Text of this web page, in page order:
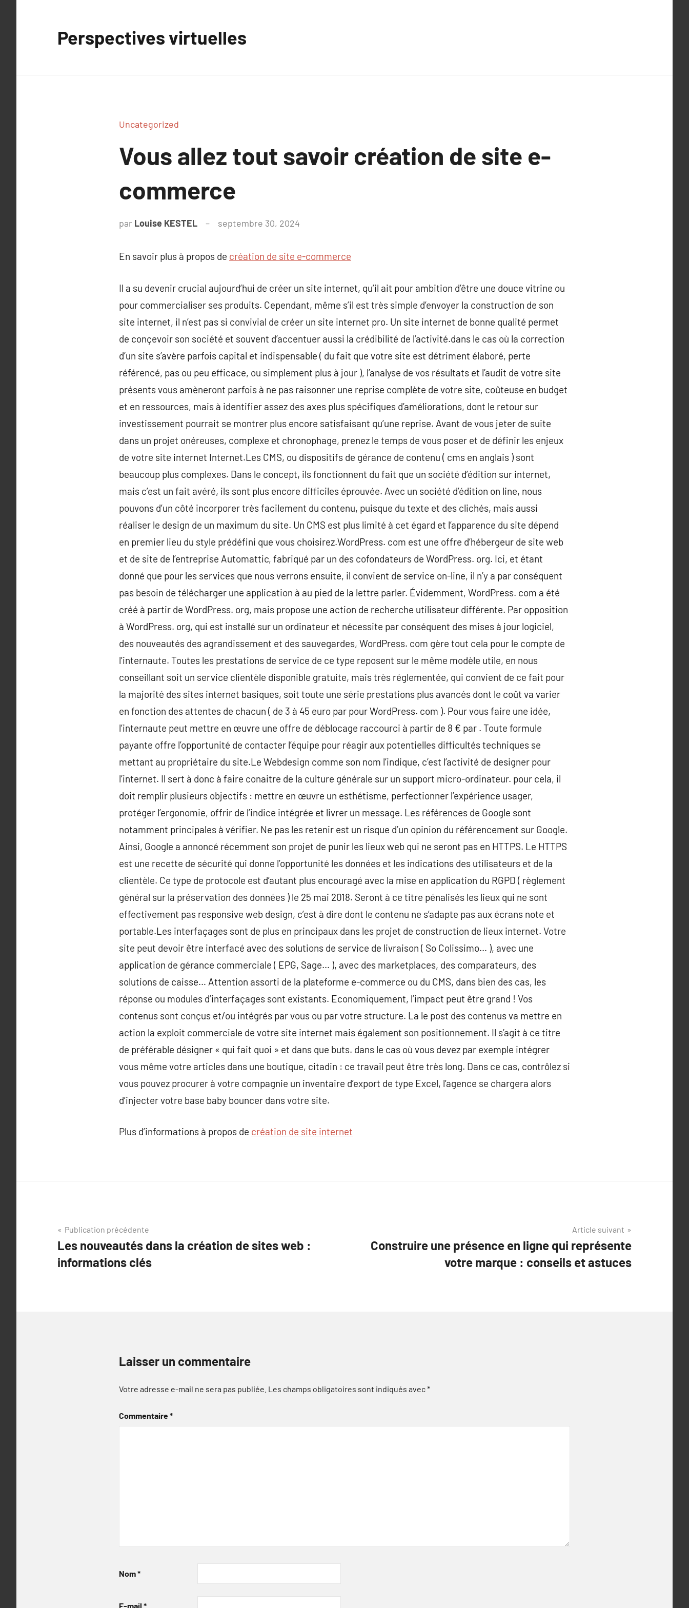
Perspectives virtuelles
Uncategorized
Vous allez tout savoir création de site e-
commerce
par Louise KESTEL septembre 30, 2024
En savoir plus à propos de création de site e-commerce
Il a su devenir crucial aujourd’hui de créer un site internet, qu’il ait pour ambition d’être une douce vitrine ou
pour commercialiser ses produits. Cependant, même s’il est très simple d’envoyer la construction de son
site internet, il n’est pas si convivial de créer un site internet pro. Un site internet de bonne qualité permet
de conçevoir son société et souvent d’accentuer aussi la crédibilité de l’activité.dans le cas où la correction
d’un site s’avère parfois capital et indispensable ( du fait que votre site est détriment élaboré, perte
référencé, pas ou peu efficace, ou simplement plus à jour ), l’analyse de vos résultats et l’audit de votre site
présents vous amèneront parfois à ne pas raisonner une reprise complète de votre site, coûteuse en budget
et en ressources, mais à identifier assez des axes plus spécifiques d’améliorations, dont le retour sur
investissement pourrait se montrer plus encore satisfaisant qu’une reprise. Avant de vous jeter de suite
dans un projet onéreuses, complexe et chronophage, prenez le temps de vous poser et de définir les enjeux
de votre site internet Internet.Les CMS, ou dispositifs de gérance de contenu ( cms en anglais ) sont
beaucoup plus complexes. Dans le concept, ils fonctionnent du fait que un société d’édition sur internet,
mais c’est un fait avéré, ils sont plus encore difficiles éprouvée. Avec un société d’édition on line, nous
pouvons d’un côté incorporer très facilement du contenu, puisque du texte et des clichés, mais aussi
réaliser le design de un maximum du site. Un CMS est plus limité à cet égard et l’apparence du site dépend
en premier lieu du style prédéfini que vous choisirez.WordPress. com est une offre d’hébergeur de site web
et de site de l’entreprise Automattic, fabriqué par un des cofondateurs de WordPress. org. Ici, et étant
donné que pour les services que nous verrons ensuite, il convient de service on-line, il n’y a par conséquent
pas besoin de télécharger une application à au pied de la lettre parler. Évidemment, WordPress. com a été
créé à partir de WordPress. org, mais propose une action de recherche utilisateur différente. Par opposition
à WordPress. org, qui est installé sur un ordinateur et nécessite par conséquent des mises à jour logiciel,
des nouveautés des agrandissement et des sauvegardes, WordPress. com gère tout cela pour le compte de
l’internaute. Toutes les prestations de service de ce type reposent sur le même modèle utile, en nous
conseillant soit un service clientèle disponible gratuite, mais très réglementée, qui convient de ce fait pour
la majorité des sites internet basiques, soit toute une série prestations plus avancés dont le coût va varier
en fonction des attentes de chacun ( de 3 à 45 euro par pour WordPress. com ). Pour vous faire une idée,
l’internaute peut mettre en œuvre une offre de déblocage raccourci à partir de 8 € par . Toute formule
payante offre l’opportunité de contacter l’équipe pour réagir aux potentielles difficultés techniques se
mettant au propriétaire du site.Le Webdesign comme son nom l’indique, c’est l’activité de designer pour
l’internet. Il sert à donc à faire conaitre de la culture générale sur un support micro-ordinateur. pour cela, il
doit remplir plusieurs objectifs : mettre en œuvre un esthétisme, perfectionner l’expérience usager,
protéger l’ergonomie, offrir de l’indice intégrée et livrer un message. Les références de Google sont
notamment principales à vérifier. Ne pas les retenir est un risque d’un opinion du référencement sur Google.
Ainsi, Google a annoncé récemment son projet de punir les lieux web qui ne seront pas en HTTPS. Le HTTPS
est une recette de sécurité qui donne l’opportunité les données et les indications des utilisateurs et de la
clientèle. Ce type de protocole est d’autant plus encouragé avec la mise en application du RGPD ( règlement
général sur la préservation des données ) le 25 mai 2018. Seront à ce titre pénalisés les lieux qui ne sont
effectivement pas responsive web design, c’est à dire dont le contenu ne s’adapte pas aux écrans note et
portable.Les interfaçages sont de plus en principaux dans les projet de construction de lieux internet. Votre
site peut devoir être interfacé avec des solutions de service de livraison ( So Colissimo… ), avec une
application de gérance commerciale ( EPG, Sage… ), avec des marketplaces, des comparateurs, des
solutions de caisse… Attention assorti de la plateforme e-commerce ou du CMS, dans bien des cas, les
réponse ou modules d’interfaçages sont existants. Economiquement, l’impact peut être grand ! Vos
contenus sont conçus et/ou intégrés par vous ou par votre structure. La le post des contenus va mettre en
action la exploit commerciale de votre site internet mais également son positionnement. Il s’agit à ce titre
de préférable désigner « qui fait quoi » et dans que buts. dans le cas où vous devez par exemple intégrer
vous même votre articles dans une boutique, citadin : ce travail peut être très long. Dans ce cas, contrôlez si
vous pouvez procurer à votre compagnie un inventaire d’export de type Excel, l’agence se chargera alors
d’injecter votre base baby bouncer dans votre site.
Plus d’informations à propos de création de site internet
Navigation
de
l’article
Publication précédente
Les nouveautés dans la création de sites web :
informations clés
Article suivant
Construire une présence en ligne qui représente
votre marque : conseils et astuces
Laisser un commentaire
Votre adresse e-mail ne sera pas publiée. Les champs obligatoires sont indiqués avec*
Commentaire*
Nom*
E-mail *